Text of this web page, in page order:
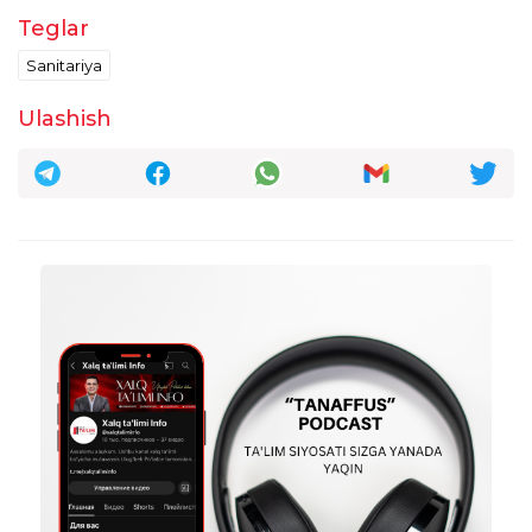
Murod Sultonov
21:31:59 / 12.12.2025
hokazolar
Oqila O‘rolova
05:55:59 / 15.12.2025
кодир ахмедов :
Biz o'qigan davrimizda, Davlat budjetida
o'qiganlar, oliy ta'limdagi qarindoshi
orqaliyoki puli orqali shpargalka
Teglar
Sanitariya
Ulashish